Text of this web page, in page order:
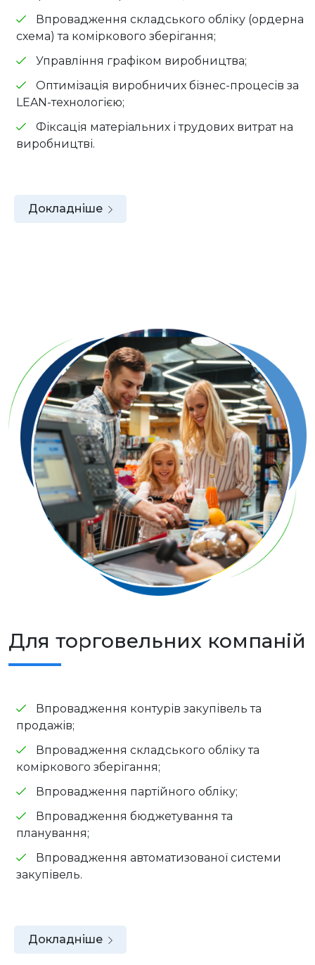
Впровадження складського обліку (ордерна
схема) та коміркового зберігання;
Управління графіком виробництва;
Оптимізація виробничих бізнес-процесів за
LEAN-технологією;
Фіксація матеріальних і трудових витрат на
виробництві.
Докладніше
Для торговельних компаній
Впровадження контурів закупівель та
продажів;
Впровадження складського обліку та
коміркового зберігання;
Впровадження партійного обліку;
Впровадження бюджетування та
планування;
Впровадження автоматизованої системи
закупівель.
Докладніше